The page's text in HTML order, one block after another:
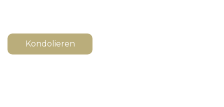
Kondolieren